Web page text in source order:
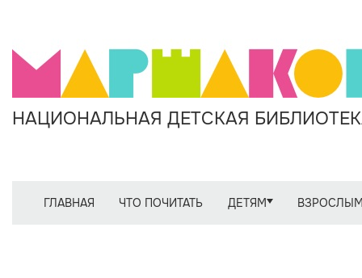
НАЦИОНАЛЬНАЯ ДЕТСКАЯ
ГЛАВНАЯ ЧТО ПОЧИТАТЬ ДЕТЯМ